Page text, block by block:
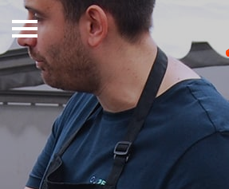
Notre
métier
In Store
Out Store